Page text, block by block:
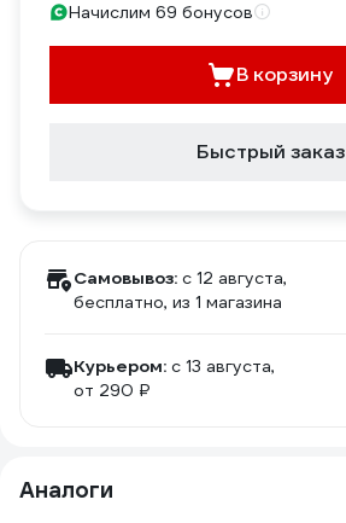
Начислим 69 бонусов
В корзину
Быстрый заказ
Самовывоз: c 12 августа,
бесплатно, из 1 магазина
Курьером: c 13 августа,
от 290 ₽
Аналоги